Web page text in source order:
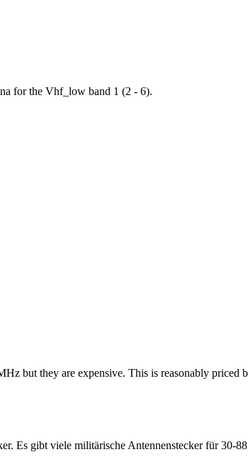
for the Vhf_low band 1 (2 - 6).
but they are expensive. This is reasonably priced
Es gibt viele militärische Antennenstecker für 30-